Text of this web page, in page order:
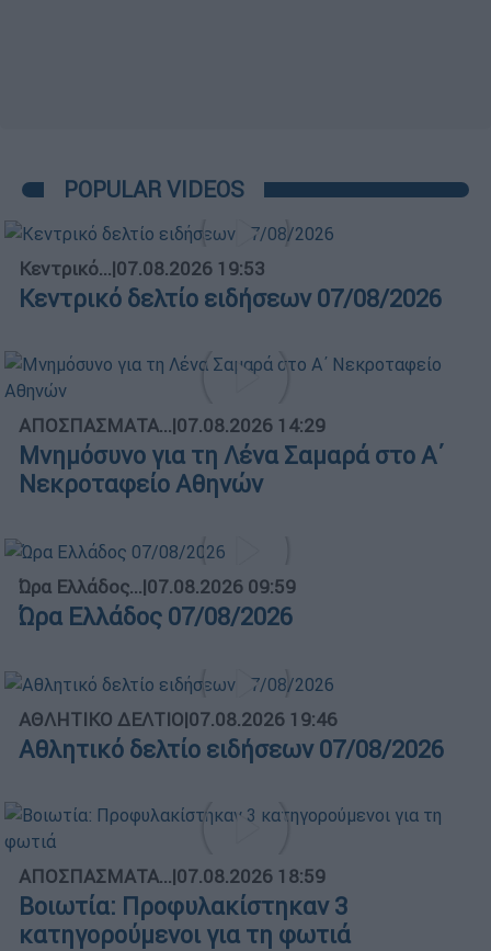
POPULAR VIDEOS
Κεντρικό...|07.08.2026 19:53
Κεντρικό δελτίο ειδήσεων 07/08/2026
ΑΠΟΣΠΑΣΜΑΤΑ...|07.08.2026 14:29
Μνημόσυνο για τη Λένα Σαμαρά στο Α΄
Νεκροταφείο Αθηνών
Ώρα Ελλάδος...|07.08.2026 09:59
Ώρα Ελλάδος 07/08/2026
ΑΘΛΗΤΙΚΟ ΔΕΛΤΙΟ|07.08.2026 19:46
Αθλητικό δελτίο ειδήσεων 07/08/2026
ΑΠΟΣΠΑΣΜΑΤΑ...|07.08.2026 18:59
Βοιωτία: Προφυλακίστηκαν 3
κατηγορούμενοι για τη φωτιά